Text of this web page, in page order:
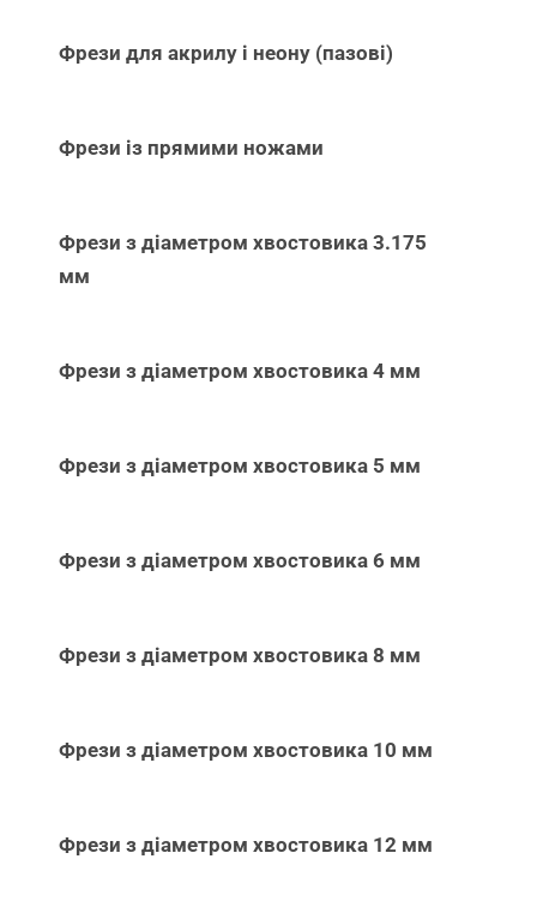
Фрези для акрилу і неону (пазові)
Фрези із прямими ножами
Фрези з діаметром хвостовика 3.175
мм
Фрези з діаметром хвостовика 4 мм
Фрези з діаметром хвостовика 5 мм
Фрези з діаметром хвостовика 6 мм
Фрези з діаметром хвостовика 8 мм
Фрези з діаметром хвостовика 10 мм
Фрези з діаметром хвостовика 12 мм